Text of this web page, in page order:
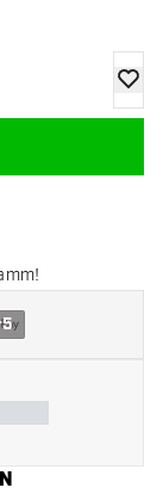
Zur
5